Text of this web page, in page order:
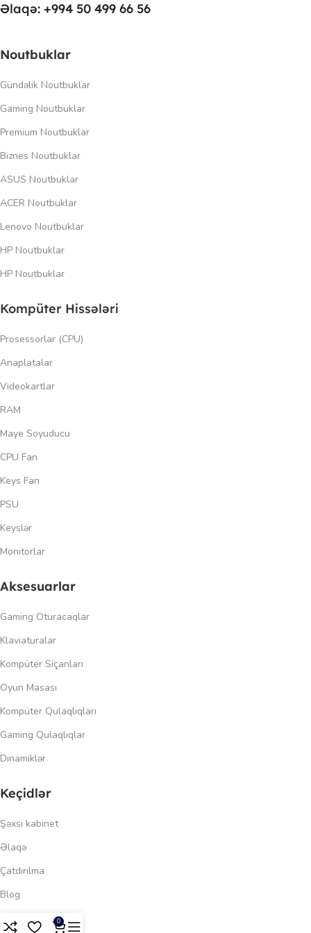
Əlaqə: +994 50 499 66 56
Noutbuklar
Gündəlik Noutbuklar
Gaming Noutbuklar
Premium Noutbuklar
Biznes Noutbuklar
ASUS Noutbuklar
ACER Noutbuklar
Lenovo Noutbuklar
HP Noutbuklar
HP Noutbuklar
Kompüter Hissələri
Prosessorlar (CPU)
Anaplatalar
Videokartlar
RAM
Maye Soyuducu
CPU Fan
Keys Fan
PSU
Keyslər
Monitorlar
Aksesuarlar
Gaming Oturacaqlar
Klaviaturalar
Kompüter Siçanları
Oyun Masası
Kompüter Qulaqlıqları
Gaming Qulaqlıqlar
Dinamiklər
Keçidlər
Şəxsi kabinet
Əlaqə
Çatdırılma
Blog
Məxfilik siyasəti
0
176.00
₼